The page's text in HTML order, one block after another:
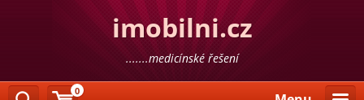
imobilni.cz
.......medicínské řešení
0